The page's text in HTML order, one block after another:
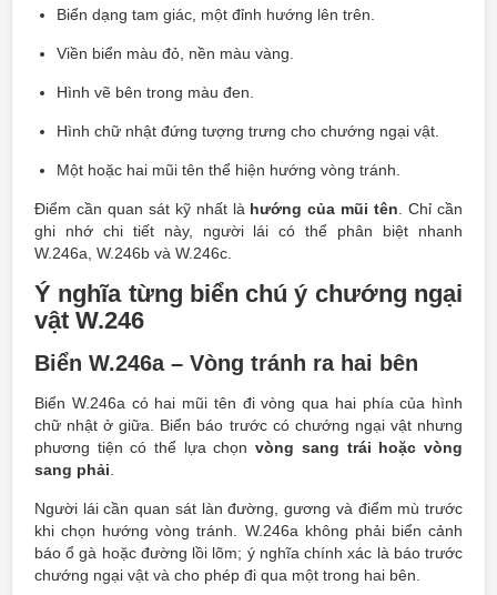
Biển dạng tam giác, một đỉnh hướng lên trên.
Viền biển màu đỏ, nền màu vàng.
Hình vẽ bên trong màu đen.
Hình chữ nhật đứng tượng trưng cho chướng ngại vật.
Một hoặc hai mũi tên thể hiện hướng vòng tránh.
Điểm cần quan sát kỹ nhất là hướng của mũi tên . Chỉ cần
ghi nhớ chi tiết này, người lái có thể phân biệt nhanh
W.246a, W.246b và W.246c.
Ý nghĩa từng biển chú ý chướng ngại
vật W.246
Biển W.246a – Vòng tránh ra hai bên
Biển W.246a có hai mũi tên đi vòng qua hai phía của hình
chữ nhật ở giữa. Biển báo trước có chướng ngại vật nhưng
phương tiện có thể lựa chọnvòng sang trái hoặc vòng
sang phải
Người lái cần quan sát làn đường, gương và điểm mù trước
khi chọn hướng vòng tránh. W.246a không phải biển cảnh
báo ổ gà hoặc đường lồi lõm; ý nghĩa chính xác là báo trước
chướng ngại vật và cho phép đi qua một trong hai bên.